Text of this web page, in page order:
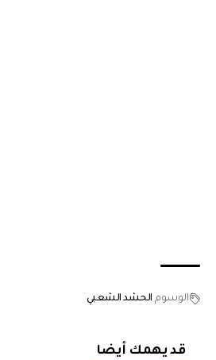
الوسوم الحشد الشعبي
قد يهمك أيضا